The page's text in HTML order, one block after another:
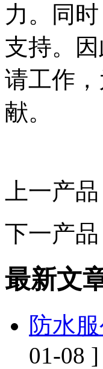
力。同
支持。
请工作
献。
上一产品
下一产品
最新文
防水
01-08 ]